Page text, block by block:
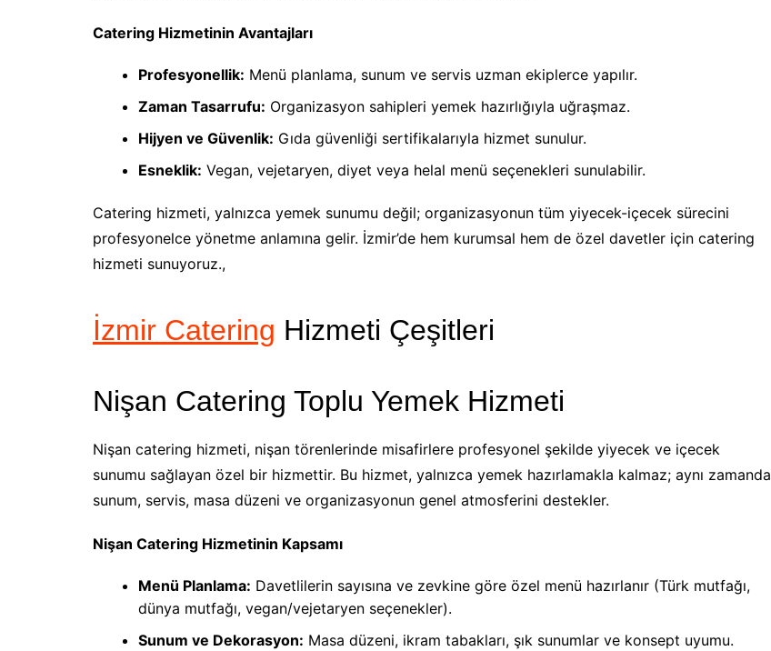
Catering Hizmetinin Avantajları
Profesyonellik: Menü planlama, sunum ve servis uzman ekiplerce yapılır.
Zaman Tasarrufu: Organizasyon sahipleri yemek hazırlığıyla uğraşmaz.
Hijyen ve Güvenlik: Gıda güvenliği sertifikalarıyla hizmet sunulur.
Esneklik: Vegan, vejetaryen, diyet veya helal menü seçenekleri sunulabilir.
Catering hizmeti, yalnızca yemek sunumu değil; organizasyonun tüm yiyecek-içecek sürecini
profesyonelce yönetme anlamına gelir. İzmir’de hem kurumsal hem de özel davetler için catering
hizmeti sunuyoruz.,
İzmir Catering Hizmeti Çeşitleri
Nişan Catering Toplu Yemek Hizmeti
Nişan catering hizmeti, nişan törenlerinde misafirlere profesyonel şekilde yiyecek ve içecek
sunumu sağlayan özel bir hizmettir. Bu hizmet, yalnızca yemek hazırlamakla kalmaz; aynı zamanda
sunum, servis, masa düzeni ve organizasyonun genel atmosferini destekler.
Nişan Catering Hizmetinin Kapsamı
Menü Planlama: Davetlilerin sayısına ve zevkine göre özel menü hazırlanır (Türk mutfağı,
dünya mutfağı, vegan/vejetaryen seçenekler).
Sunum ve Dekorasyon: Masa düzeni, ikram tabakları, şık sunumlar ve konsept uyumu.